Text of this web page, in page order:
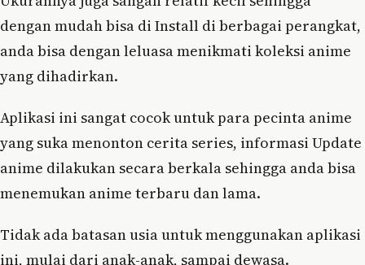
dengan mudah bisa di Install di berbagai perangkat,
anda bisa dengan leluasa menikmati koleksi anime
yang dihadirkan.
Aplikasi ini sangat cocok untuk para pecinta anime
yang suka menonton cerita series, informasi Update
anime dilakukan secara berkala sehingga anda bisa
menemukan anime terbaru dan lama.
Tidak ada batasan usia untuk menggunakan aplikasi
ini, mulai dari anak-anak, sampai dewasa.